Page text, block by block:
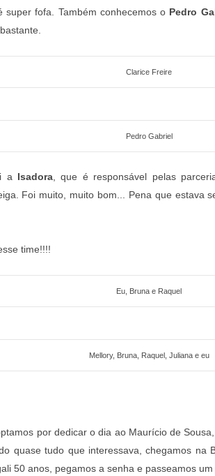
super fofa. Também conhecemos o Pedro
Clarice Freire
Pedro Gabriel
a Isadora , que é responsável pelas
Foi muito, muito bom... Pena que estava
time!!!!
Eu, Bruna e Raquel
Mellory, Bruna, Raquel, Juliana e eu
por dedicar o dia ao Maurício de
quase tudo que interessava, chegamos na
50 anos, pegamos a senha e passeamos um